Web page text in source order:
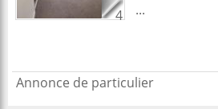
4
...
Annonce de particulier